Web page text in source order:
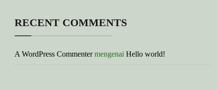
RECENT COMMENTS
A WordPress Commentermengenai Hello world!